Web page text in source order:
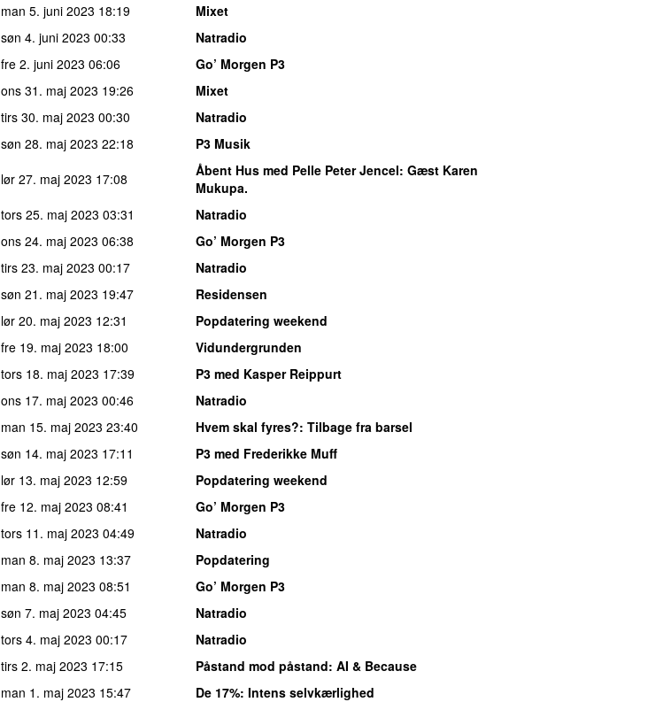
man 5. juni 2023 18:19
Mixet
søn 4. juni 2023 00:33
Natradio
fre 2. juni 2023 06:06
Go’ Morgen P3
ons 31. maj 2023 19:26
Mixet
tirs 30. maj 2023 00:30
Natradio
søn 28. maj 2023 22:18
P3 Musik
lør 27. maj 2023 17:08 Åbent Hus med Pelle Peter Jencel: Gæst Karen
Mukupa.
tors 25. maj 2023 03:31
Natradio
ons 24. maj 2023 06:38
Go’ Morgen P3
tirs 23. maj 2023 00:17
Natradio
søn 21. maj 2023 19:47
Residensen
lør 20. maj 2023 12:31
Popdatering weekend
fre 19. maj 2023 18:00
Vidundergrunden
tors 18. maj 2023 17:39
P3 med Kasper Reippurt
ons 17. maj 2023 00:46
Natradio
man 15. maj 2023 23:40 Hvem skal fyres?: Tilbage fra barsel
søn 14. maj 2023 17:11
P3 med Frederikke Muff
lør 13. maj 2023 12:59
Popdatering weekend
fre 12. maj 2023 08:41
Go’ Morgen P3
tors 11. maj 2023 04:49
Natradio
man 8. maj 2023 13:37
Popdatering
man 8. maj 2023 08:51
Go’ Morgen P3
søn 7. maj 2023 04:45
Natradio
tors 4. maj 2023 00:17
Natradio
tirs 2. maj 2023 17:15 Påstand mod påstand: AI & Because
man 1. maj 2023 15:47 De 17%: Intens selvkærlighed